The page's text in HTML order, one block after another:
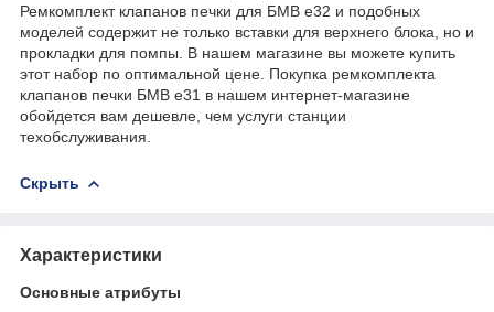
Ремкомплект клапанов печки для БМВ е32 и подобных
моделей содержит не только вставки для верхнего блока, но и
прокладки для помпы. В нашем магазине вы можете купить
этот набор по оптимальной цене. Покупка ремкомплекта
клапанов печки БМВ е31 в нашем интернет-магазине
обойдется вам дешевле, чем услуги станции
техобслуживания.
Скрыть
Характеристики
Основные атрибуты